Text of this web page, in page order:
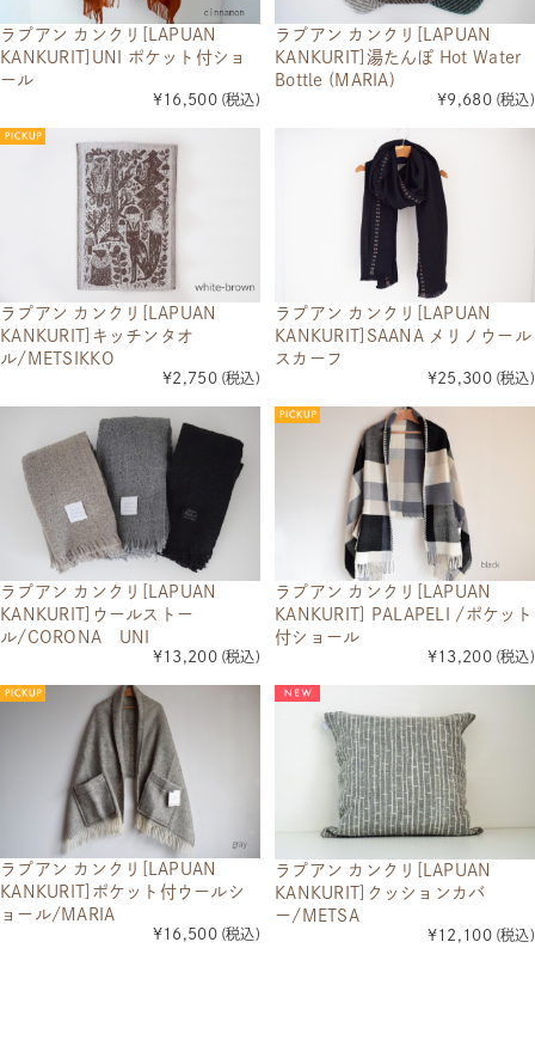
ラプアン カンクリ[LAPUAN
KANKURIT]UNI ポケット付ショ
ール
¥16,500 (税込)
ラプアン カンクリ[LAPUAN
KANKURIT]湯たんぽ Hot Water
Bottle (MARIA)
¥9,680 (税込)
ラプアン カンクリ[LAPUAN
KANKURIT]キッチンタオ
ル/METSIKKO
¥2,750 (税込)
ラプアン カンクリ[LAPUAN
KANKURIT]SAANA メリノウール
スカーフ
¥25,300 (税込)
ラプアン カンクリ[LAPUAN
KANKURIT]ウールストー
ル/CORONA UNI
¥13,200 (税込)
ラプアン カンクリ[LAPUAN
KANKURIT] PALAPELI /ポケット
付ショール
¥13,200 (税込)
ラプアン カンクリ[LAPUAN
KANKURIT]ポケット付ウールシ
ョール/MARIA
¥16,500 (税込)
ラプアン カンクリ[LAPUAN
KANKURIT]クッションカバ
ー/METSA
¥12,100 (税込)